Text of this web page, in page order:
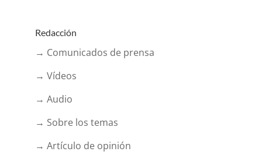
Redacción
→ Comunicados de prensa
→ Vídeos
→ Audio
→ Sobre los temas
→ Artículo de opinión